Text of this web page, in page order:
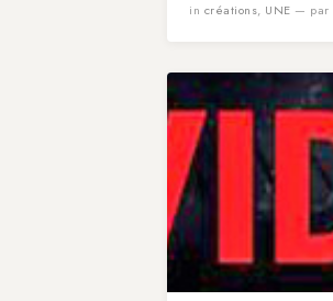
in créations, UNE — par